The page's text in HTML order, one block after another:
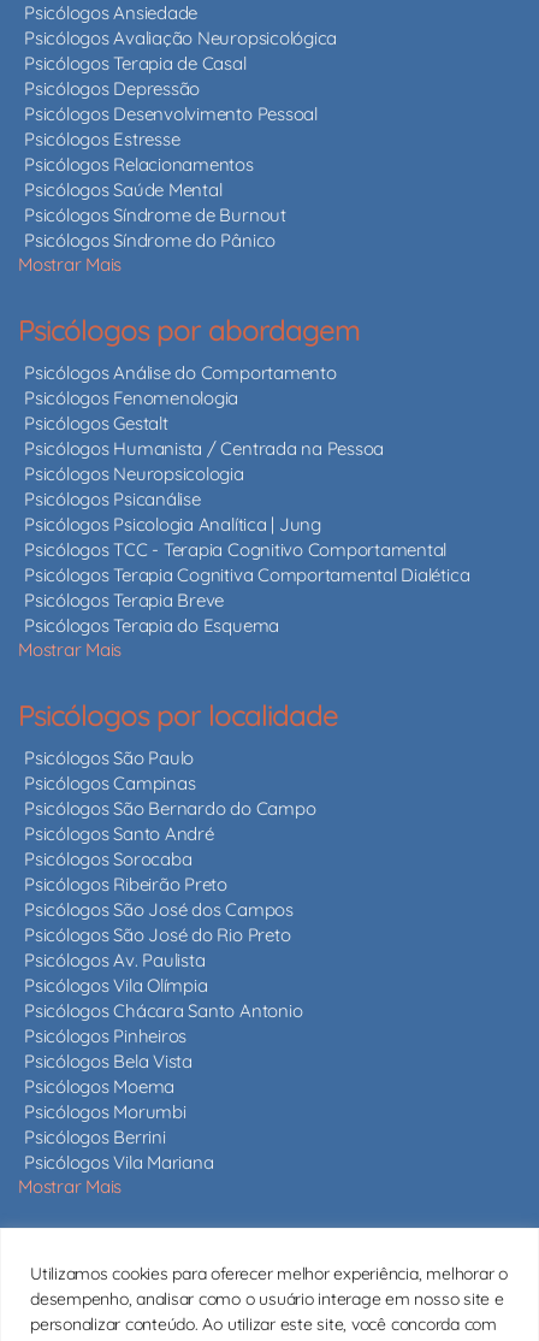
Utilizamos cookies para oferecer melhor experiência, melhorar o
desempenho, analisar como o usuário interage em nosso site e
personalizar conteúdo. Ao utilizar este site, você concorda com
Psicólogos Ansiedade
Psicólogos Avaliação Neuropsicológica
Psicólogos Terapia de Casal
Psicólogos Depressão
Psicólogos Desenvolvimento Pessoal
Psicólogos Estresse
Psicólogos Relacionamentos
Psicólogos Saúde Mental
Psicólogos Síndrome de Burnout
Psicólogos Síndrome do Pânico
Mostrar Mais
Psicólogos por abordagem
Psicólogos Análise do Comportamento
Psicólogos Fenomenologia
Psicólogos Gestalt
Psicólogos Humanista / Centrada na Pessoa
Psicólogos Neuropsicologia
Psicólogos Psicanálise
Psicólogos Psicologia Analítica | Jung
Psicólogos TCC - Terapia Cognitivo Comportamental
Psicólogos Terapia Cognitiva Comportamental Dialética
Psicólogos Terapia Breve
Psicólogos Terapia do Esquema
Mostrar Mais
Psicólogos por localidade
Psicólogos São Paulo
Psicólogos Campinas
Psicólogos São Bernardo do Campo
Psicólogos Santo André
Psicólogos Sorocaba
Psicólogos Ribeirão Preto
Psicólogos São José dos Campos
Psicólogos São José do Rio Preto
Psicólogos Av. Paulista
Psicólogos Vila Olímpia
Psicólogos Chácara Santo Antonio
Psicólogos Pinheiros
Psicólogos Bela Vista
Psicólogos Moema
Psicólogos Morumbi
Psicólogos Berrini
Psicólogos Vila Mariana
Mostrar Mais
Mais de 820 psicólogos em São Paulo e em todo o estado,
todos com CRP ativo.
Conheça nossos psicólogos